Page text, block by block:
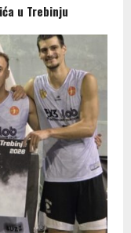
u Trebinju